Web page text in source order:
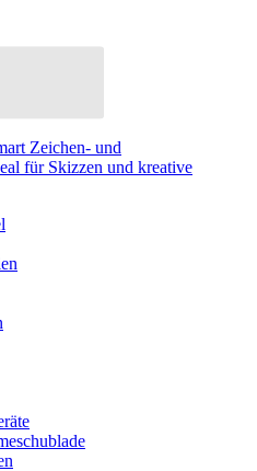
Zeichen- und
für Skizzen und kreative